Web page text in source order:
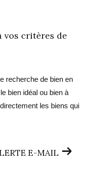
vos critères de
recherche de bien en
bien idéal ou bien à
les biens qui
E-MAIL